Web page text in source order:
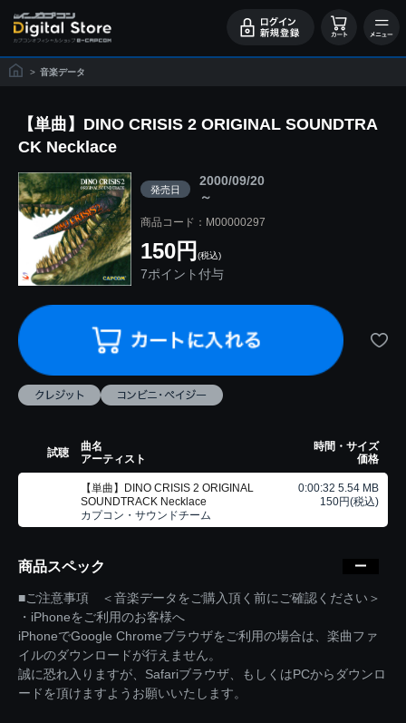
> 音楽データ
【単曲】DINO CRISIS 2 ORIGINAL SOUNDTRA
CK Necklace
発売日
2000/09/20
～
商品コード：M00000297
150円 (税込)
7ポイント付与
試聴
曲名
アーティスト
時間・サイズ
価格
【単曲】DINO CRISIS 2 ORIGINAL
SOUNDTRACK Necklace
カプコン・サウンドチーム
0:00:32 5.54 MB
150円(税込)
商品スペック
■ご注意事項 ＜音楽データをご購入頂く前にご確認ください＞
・iPhoneをご利用のお客様へ
iPhoneでGoogle Chromeブラウザをご利用の場合は、楽曲ファ
イルのダウンロードが行えません。
誠に恐れ入りますが、Safariブラウザ、もしくはPCからダウンロ
ードを頂けますようお願いいたします。